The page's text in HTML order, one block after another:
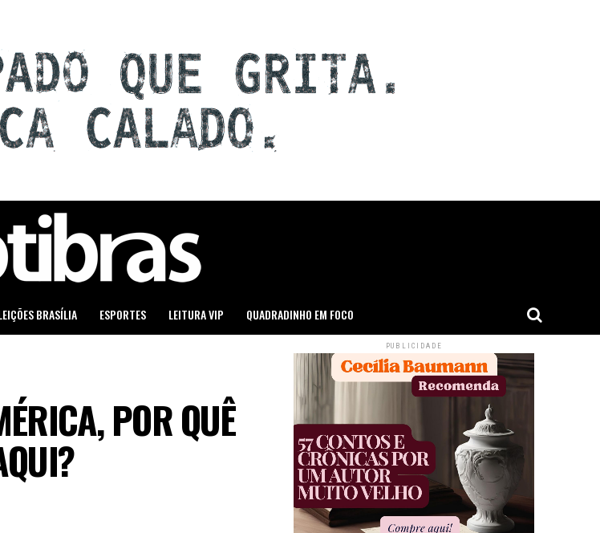
BRASÍLIA ESPORTES LEITURA VIP QUADRADINHO EM FOCO
POR QUÊ
PUBLICIDADE